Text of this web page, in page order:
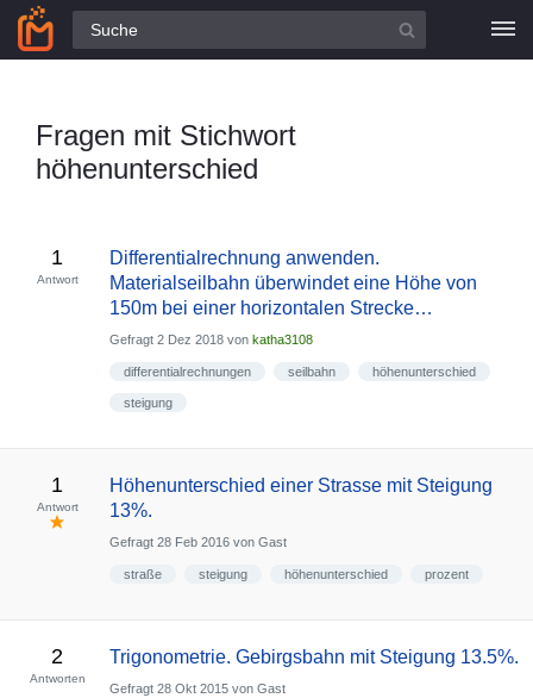
Alle Fragen
Fragen mit Stichwort
höhenunterschied
1
Antwort
Differentialrechnung anwenden.
Materialseilbahn überwindet eine Höhe von
150m bei einer horizontalen Strecke…
Gefragt 2 Dez 2018 von katha3108
differentialrechnungen seilbahn höhenunterschied
steigung
1
Antwort
Höhenunterschied einer Strasse mit Steigung
13%.
Gefragt 28 Feb 2016 von Gast
straße steigung höhenunterschied prozent
2
Antworten
Trigonometrie. Gebirgsbahn mit Steigung 13.5%.
Gefragt 28 Okt 2015 von Gast